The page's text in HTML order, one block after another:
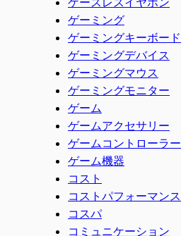
ゲーミング
ゲーミングキーボード
ゲーミングデバイス
ゲーミングマウス
ゲーミングモニター
ゲーム
ゲームアクセサリー
ゲームコントローラー
ゲーム機器
コスト
コストパフォーマンス
コスパ
コミュニケーション